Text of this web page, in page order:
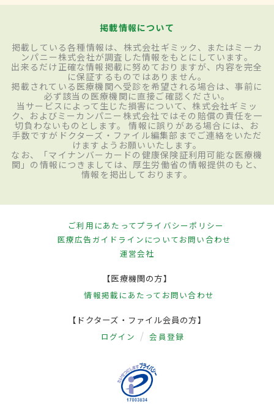
掲載情報について
掲載している各種情報は、株式会社ギミック、またはミーカ
ンパニー株式会社が調査した情報をもとにしています。
出来るだけ正確な情報掲載に努めておりますが、内容を完全
に保証するものではありません。
掲載されている医療機関へ受診を希望される場合は、事前に
必ず該当の医療機関に直接ご確認ください。
当サービスによって生じた損害について、株式会社ギミッ
ク、およびミーカンパニー株式会社ではその賠償の責任を一
切負わないものとします。 情報に誤りがある場合には、お
手数ですがドクターズ・ファイル編集部までご連絡をいただ
けますようお願いいたします。
なお、「マイナンバーカードの健康保険証利用可能な医療機
関」の情報につきましては、厚生労働省の情報提供のもと、
情報を掲出しております。
ご利用にあたってプライバシーポリシー
医療広告ガイドラインについてお問い合わせ
運営会社
【医療機関の方】
情報掲載にあたって お問い合わせ
【ドクターズ・ファイル会員の方】
ログイン 会員登録